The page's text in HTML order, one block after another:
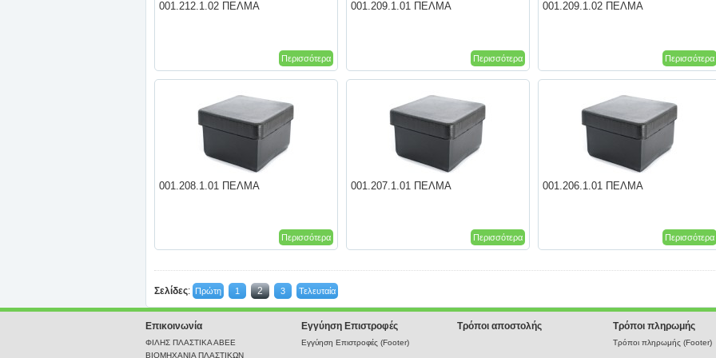
001.212.1.02 ΠΕΛΜΑ
Περισσότερα
001.209.1.01 ΠΕΛΜΑ
Περισσότερα
001.209.1.02 ΠΕΛΜΑ
Περισσότερα
001.208.1.01 ΠΕΛΜΑ
Περισσότερα
001.207.1.01 ΠΕΛΜΑ
Περισσότερα
001.206.1.01 ΠΕΛΜΑ
Περισσότερα
Σελίδες: Πρώτη 1 2 3 Τελευταία
Επικοινωνία
ΦΙΛΗΣ ΠΛΑΣΤΙΚΑ ΑΒΕΕ
ΒΙΟΜΗΧΑΝΙΑ ΠΛΑΣΤΙΚΩΝ
Εγγύηση Επιστροφές
Εγγύηση Επιστροφές (Footer)
Τρόποι αποστολής Τρόποι πληρωμής
Τρόποι πληρωμής (Footer)